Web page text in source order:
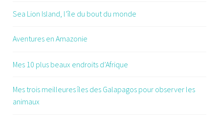
Sea Lion Island, l’île du bout du monde
Aventures en Amazonie
Mes 10 plus beaux endroits d’Afrique
Mes trois meilleures îles des Galapagos pour observer les
animaux